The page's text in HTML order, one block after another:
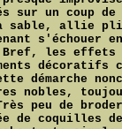
sur un coup
à sable, allie
s'échouer
les effets
décoratifs
démarche
nobles,
peu de
de coquilles